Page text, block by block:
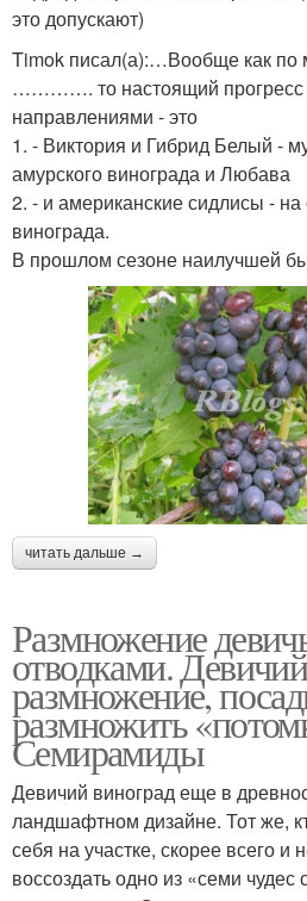
это допускают)
Timok писал(а):…Вообще как по
…………. то настоящий прогресс
направлениями - это
1. - Виктория и Гибрид Белый -
амурского винограда и Любава
2. - и американские сидлисы - на
винограда.
В прошлом сезоне наилучшей
читать дальше →
Размножение
отводками.
размножение,
размножить
Семирамиды
Девичий виноград еще в
ландшафтном дизайне. Тот же,
себя на участке, скорее всего и
воссоздать одно из «семи чудес